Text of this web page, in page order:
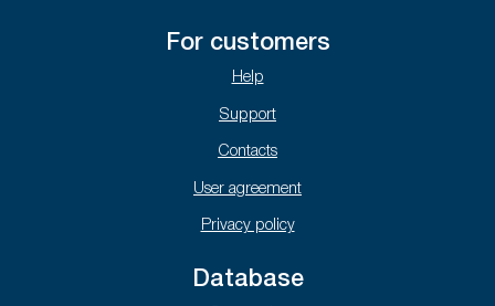
For customers
Help
Support
Contacts
User agreement
Privacy policy
Database